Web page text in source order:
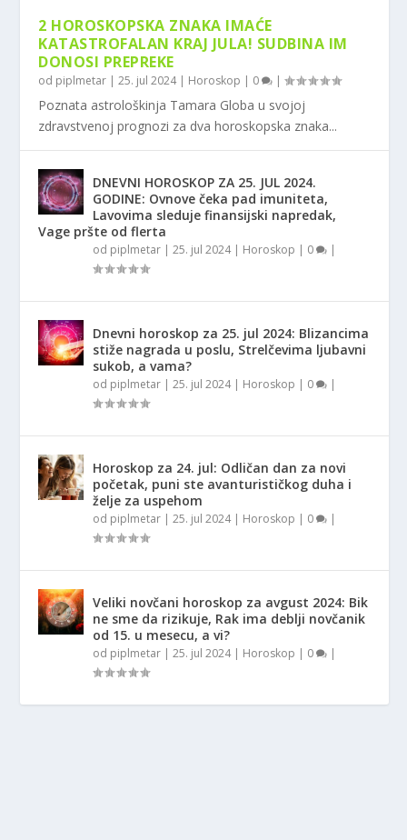
2 HOROSKOPSKA ZNAKA IMAĆE
KATASTROFALAN KRAJ JULA! SUDBINA IM
DONOSI PREPREKE
od piplmetar |25. jul 2024| Horoskop | 0 |
Poznata astrološkinja Tamara Globa u svojoj
zdravstvenoj prognozi za dva horoskopska znaka...
DNEVNI HOROSKOP ZA 25. JUL 2024.
GODINE: Ovnove čeka pad imuniteta,
Lavovima sleduje finansijski napredak,
Vage pršte od flerta
od piplmetar |25. jul 2024| Horoskop | 0 |
Dnevni horoskop za 25. jul 2024: Blizancima
stiže nagrada u poslu, Strelčevima ljubavni
sukob, a vama?
od piplmetar |25. jul 2024| Horoskop | 0 |
Horoskop za 24. jul: Odličan dan za novi
početak, puni ste avanturističkog duha i
želje za uspehom
od piplmetar |25. jul 2024| Horoskop | 0 |
Veliki novčani horoskop za avgust 2024: Bik
ne sme da rizikuje, Rak ima deblji novčanik
od 15. u mesecu, a vi?
od piplmetar |25. jul 2024| Horoskop | 0 |